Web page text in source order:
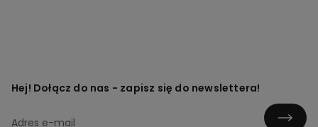
sprawdzając się podczas specjalnych okazji.
zaprojektowane z myślą o podkreśleniu sylwetki. Te eleganckie figi
Hej! Dołącz do nas - zapisz się do newslettera!